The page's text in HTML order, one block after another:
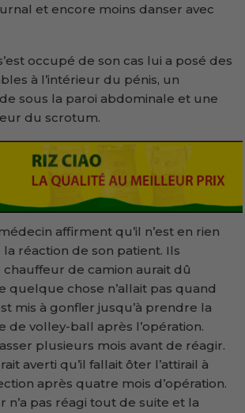
et encore moins danser avec
occupé de son cas lui a posé des
à l’intérieur du pénis, un
sous la paroi abdominale et une
du scrotum.
affirment qu’il n’est en rien
réaction de son patient. Ils
de camion aurait dû
quelque chose n’allait pas quand
mis à gonfler jusqu’à prendre la
de volley-ball après l’opération.
plusieurs mois avant de réagir.
averti qu’il fallait ôter l’attirail à
après quatre mois d’opération.
n’a pas réagi tout de suite et la